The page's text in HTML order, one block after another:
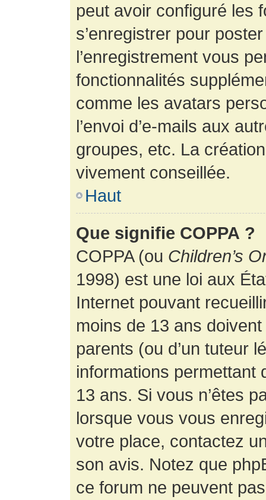
peut avoir configuré les
s’enregistrer pour
l’enregistrement vous
fonctionnalités
comme les avatars
l’envoi d’e-mails aux
groupes, etc. La
vivement conseillée.
Haut
Que signifie COPPA ?
COPPA (ou Children’s
1998) est une loi aux
Internet pouvant
moins de 13 ans
parents (ou d’un tuteur
informations permettant
13 ans. Si vous n’êtes
lorsque vous vous
votre place, contactez
son avis. Notez que
ce forum ne peuvent